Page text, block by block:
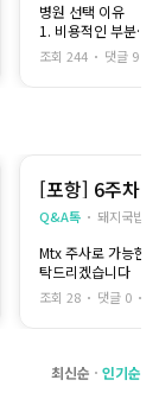
병원 선택 이유
1. 비용적인 부분
2. 여자 선생님만 있
하고
제 몸을 남자 선생
았어요
병원 이름은 공개가
대구산부인과 검색
곳이었어요
조심스럽게 대해주
조회 244 댓글 9
[포항] 6주차
Q&A톡 돼지국밥
Mtx 주사로 가능한
탁드리겠습니다
조회 28 댓글 0
최신순 인기순